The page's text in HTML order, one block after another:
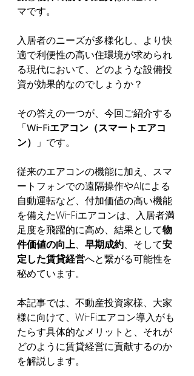
マです。
入居者のニーズが多様化し、より快
適で利便性の高い住環境が求められ
る現代において、どのような設備投
資が効果的なのでしょうか？
その答えの一つが、今回ご紹介する
「Wi-Fiエアコン（スマートエアコ
ン）
」です。
従来のエアコンの機能に加え、スマ
ートフォンでの遠隔操作やAIによる
自動運転など、付加価値の高い機能
を備えたWi-Fiエアコンは、入居者満
足度を飛躍的に高め、結果として物
件価値の向上、 早期成約、そして安
定した賃貸経営へと繋がる可能性を
秘めています。
本記事では、不動産投資家様、大家
様に向けて、Wi-Fiエアコン導入がも
たらす具体的なメリットと、それが
どのように賃貸経営に貢献するのか
を解説します。